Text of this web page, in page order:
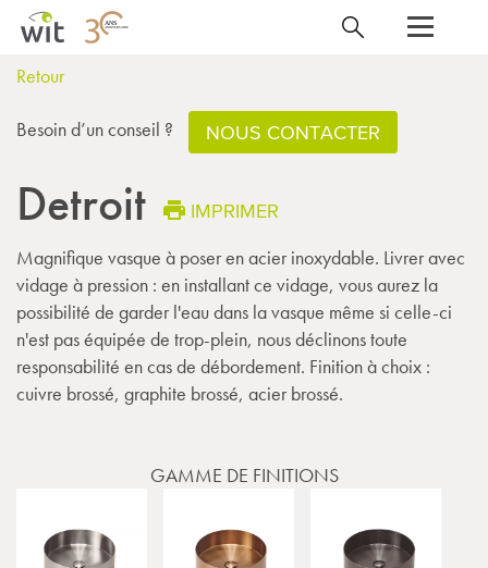
Retour
Besoin d’un conseil ? NOUS CONTACTER
Detroit IMPRIMER
Magnifique vasque à poser en acier inoxydable. Livrer avec
vidage à pression : en installant ce vidage, vous aurez la
possibilité de garder l'eau dans la vasque même si celle-ci
n'est pas équipée de trop-plein, nous déclinons toute
responsabilité en cas de débordement. Finition à choix :
cuivre brossé, graphite brossé, acier brossé.
GAMME DE FINITIONS